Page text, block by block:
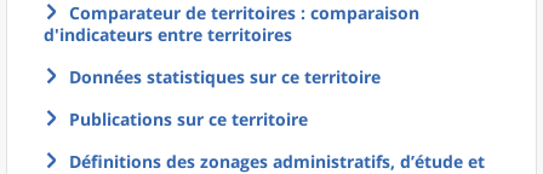
Comparateur de territoires : comparaison
d'indicateurs entre territoires
Données statistiques sur ce territoire
Publications sur ce territoire
Définitions des zonages administratifs, d’étude et